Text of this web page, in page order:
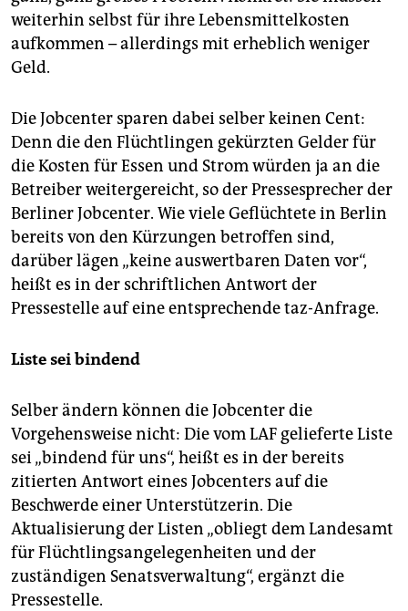
weiterhin selbst für ihre Lebensmittelkosten
aufkommen – allerdings mit erheblich weniger
Geld.
Die Jobcenter sparen dabei selber keinen Cent:
Denn die den Flüchtlingen gekürzten Gelder für
die Kosten für Essen und Strom würden ja an die
Betreiber weitergereicht, so der Pressesprecher der
Berliner Jobcenter. Wie viele Geflüchtete in Berlin
bereits von den Kürzungen betroffen sind,
darüber lägen „keine auswertbaren Daten vor“,
heißt es in der schriftlichen Antwort der
Pressestelle auf eine entsprechende taz-Anfrage.
Liste sei bindend
Selber ändern können die Jobcenter die
Vorgehensweise nicht: Die vom LAF gelieferte Liste
sei „bindend für uns“, heißt es in der bereits
zitierten Antwort eines Jobcenters auf die
Beschwerde einer Unterstützerin. Die
Aktualisierung der Listen „obliegt dem Landesamt
für Flüchtlingsangelegenheiten und der
zuständigen Senatsverwaltung“, ergänzt die
Pressestelle.